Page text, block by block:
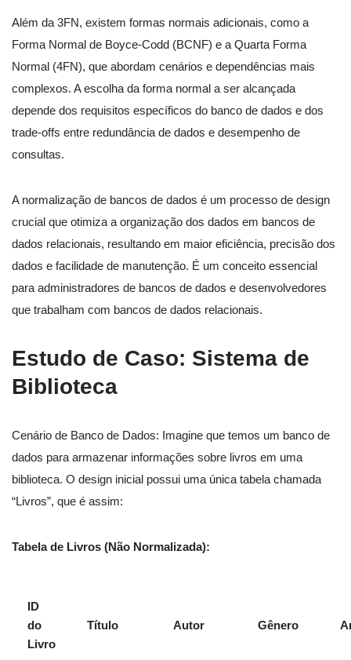
Além da 3FN, existem formas normais adicionais, como a
Forma Normal de Boyce-Codd (BCNF) e a Quarta Forma
Normal (4FN), que abordam cenários e dependências mais
complexos. A escolha da forma normal a ser alcançada
depende dos requisitos específicos do banco de dados e dos
trade-offs entre redundância de dados e desempenho de
consultas.
A normalização de bancos de dados é um processo de design
crucial que otimiza a organização dos dados em bancos de
dados relacionais, resultando em maior eficiência, precisão dos
dados e facilidade de manutenção. É um conceito essencial
para administradores de bancos de dados e desenvolvedores
que trabalham com bancos de dados relacionais.
Estudo de Caso: Sistema de
Biblioteca
Cenário de Banco de Dados: Imagine que temos um banco de
dados para armazenar informações sobre livros em uma
biblioteca. O design inicial possui uma única tabela chamada
“Livros”, que é assim:
Tabela de Livros (Não Normalizada):
ID
do
Livro
Título Autor Gênero